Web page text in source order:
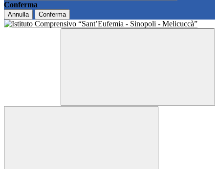
Conferma
Annulla Conferma